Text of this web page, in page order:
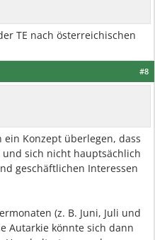
TE nach österreichischen
#8
Konzept überlegen, dass
sich nicht hauptsächlich
geschäftlichen Interessen
(z. B. Juni, Juli und
Autarkie könnte sich dann